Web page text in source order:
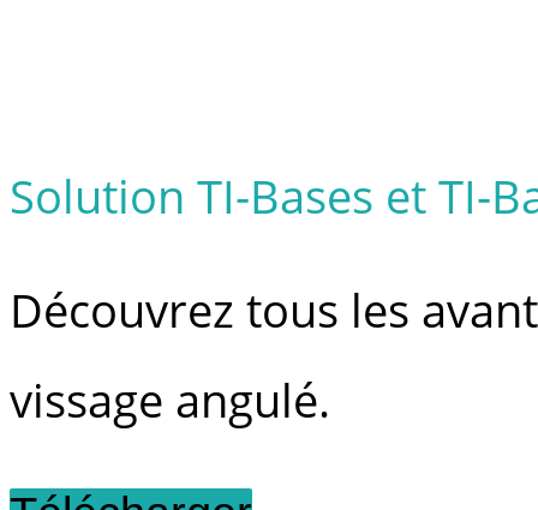
Solution TI-Bases et TI-
Découvrez tous les
vissage angulé.